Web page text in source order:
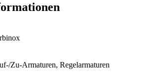
Zu-Armaturen, Regelarmaturen